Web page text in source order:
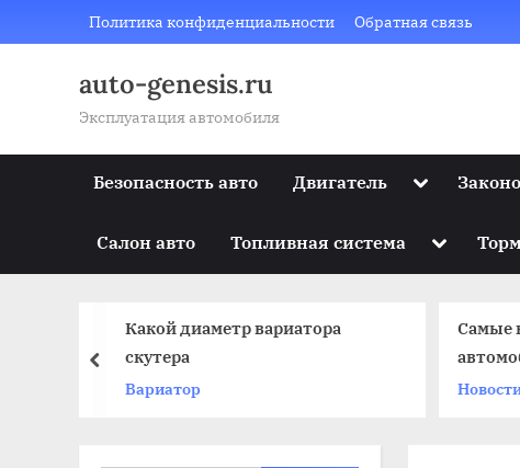
to
Политика конфиденциальности Обратная связь
auto-genesis.ru
Эксплуатация автомобиля
Безопасность авто Двигатель Toggle
Салон авто Топливная система Toggle
menu
Какой диаметр вариатора
скутера
Вариатор
Самые
и
prev